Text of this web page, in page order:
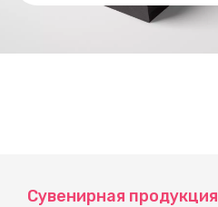
Сувенирная продукция